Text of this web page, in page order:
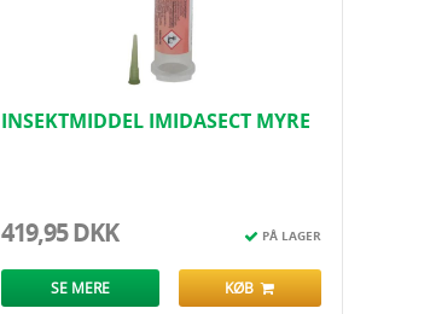
INSEKTMIDDEL IMIDASECT MYRE
419,95 DKK PÅ LAGER
SE MERE KØB